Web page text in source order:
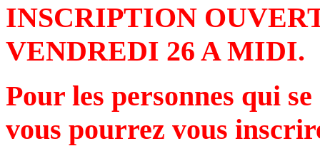
INSCRIPTION
VENDREDI 26 A MIDI.
Pour les personnes qui
vous pourrez vous